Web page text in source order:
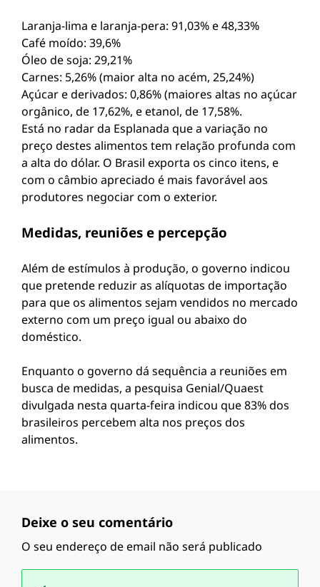
Laranja-lima e laranja-pera: 91,03% e 48,33%
Café moído: 39,6%
Óleo de soja: 29,21%
Carnes: 5,26% (maior alta no acém, 25,24%)
Açúcar e derivados: 0,86% (maiores altas no açúcar
orgânico, de 17,62%, e etanol, de 17,58%.
Está no radar da Esplanada que a variação no
preço destes alimentos tem relação profunda com
a alta do dólar. O Brasil exporta os cinco itens, e
com o câmbio apreciado é mais favorável aos
produtores negociar com o exterior.
Medidas, reuniões e percepção
Além de estímulos à produção, o governo indicou
que pretende reduzir as alíquotas de importação
para que os alimentos sejam vendidos no mercado
externo com um preço igual ou abaixo do
doméstico.
Enquanto o governo dá sequência a reuniões em
busca de medidas, a pesquisa Genial/Quaest
divulgada nesta quarta-feira indicou que 83% dos
brasileiros percebem alta nos preços dos
alimentos.
Deixe o seu comentário
O seu endereço de email não será publicado